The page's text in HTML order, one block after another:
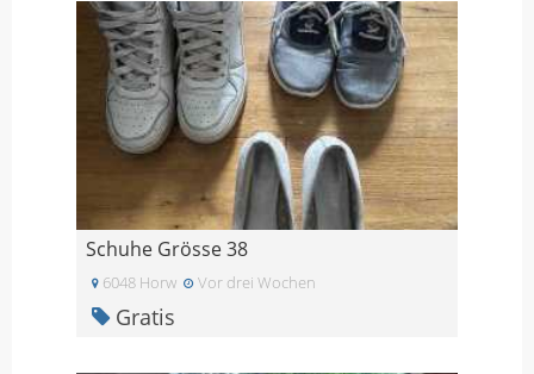
Schuhe Grösse 38
6048 Horw Vor drei Wochen
Gratis